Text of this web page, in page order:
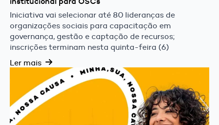
Iniciativa vai selecionar até 80 lideranças de
organizações sociais para capacitação em
governança, gestão e captação de recursos;
inscrições terminam nesta quinta-feira (6)
Ler mais